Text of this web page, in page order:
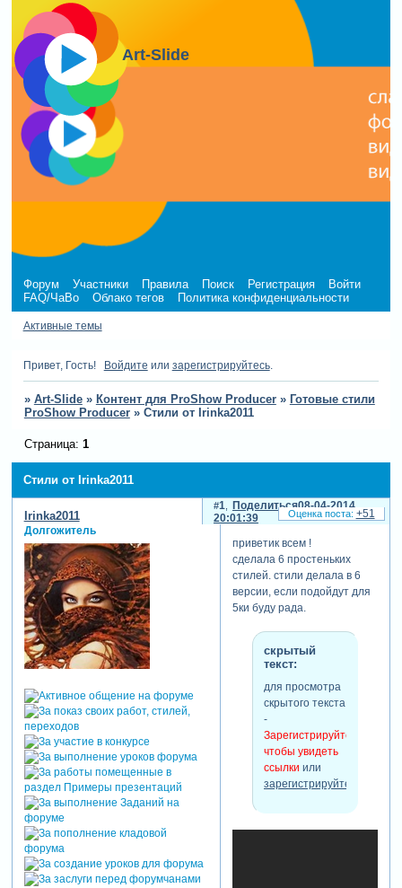
Art-Slide
Форум Участники Правила Поиск Регистрация
Войти
FAQ/ЧаВо
Облако тегов Политика конфиденциальности
Активные темы
Привет, Гость! Войдите или зарегистрируйтесь.
» Art-Slide » Контент для ProShow Producer » Готовые стили
ProShow Producer » Стили от Irinka2011
Стили от Irinka2011
Страница: 1
Поделиться
1
08-04-2014
20:01:39
Irinka2011
Долгожитель
приветик всем !
сделала 6 простеньких
стилей. стили делала в 6
версии, если подойдут для
5ки буду рада.
скрытый
текст:
для просмотра
скрытого текста
-
Зарегистрируйтесь,
чтобы увидеть
ссылки или
зарегистрируйтесь
+51